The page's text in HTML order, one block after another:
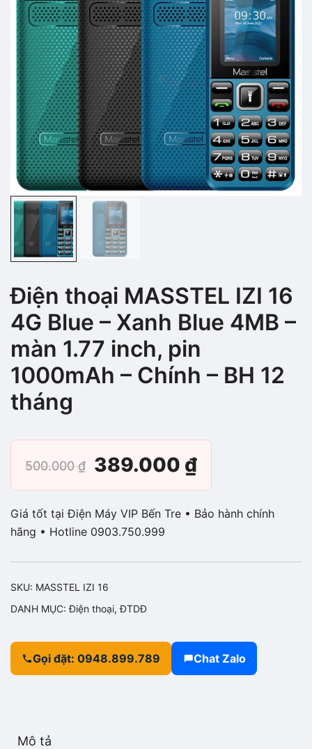
Điện thoại MASSTEL IZI 16
4G Blue – Xanh Blue 4MB –
màn 1.77 inch, pin
1000mAh – Chính – BH 12
tháng
500.000₫
Giá
gốc
là:
500.000 ₫.
389.000 ₫Giá
hiện
là:
Giá tốt tại Điện Máy VIP Bến Tre • Bảo hành chính
hãng • Hotline 0903.750.999
SKU: MASSTEL IZI 16
DANH MỤC:Điện thoại,ĐTDĐ
Gọi đặt: 0948.899.789 Chat Zalo
Mô tả